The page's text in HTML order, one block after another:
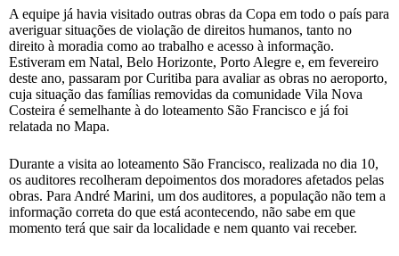
A equipe já havia visitado outras obras da Copa em todo o país para
averiguar situações de violação de direitos humanos, tanto no
direito à moradia como ao trabalho e acesso à informação.
Estiveram em Natal, Belo Horizonte, Porto Alegre e, em fevereiro
deste ano, passaram por Curitiba para avaliar as obras no aeroporto,
cuja situação das famílias removidas da comunidade Vila Nova
Costeira é semelhante à do loteamento São Francisco e já foi
relatada no Mapa.
Durante a visita ao loteamento São Francisco, realizada no dia 10,
os auditores recolheram depoimentos dos moradores afetados pelas
obras. Para André Marini, um dos auditores, a população não tem a
informação correta do que está acontecendo, não sabe em que
momento terá que sair da localidade e nem quanto vai receber.